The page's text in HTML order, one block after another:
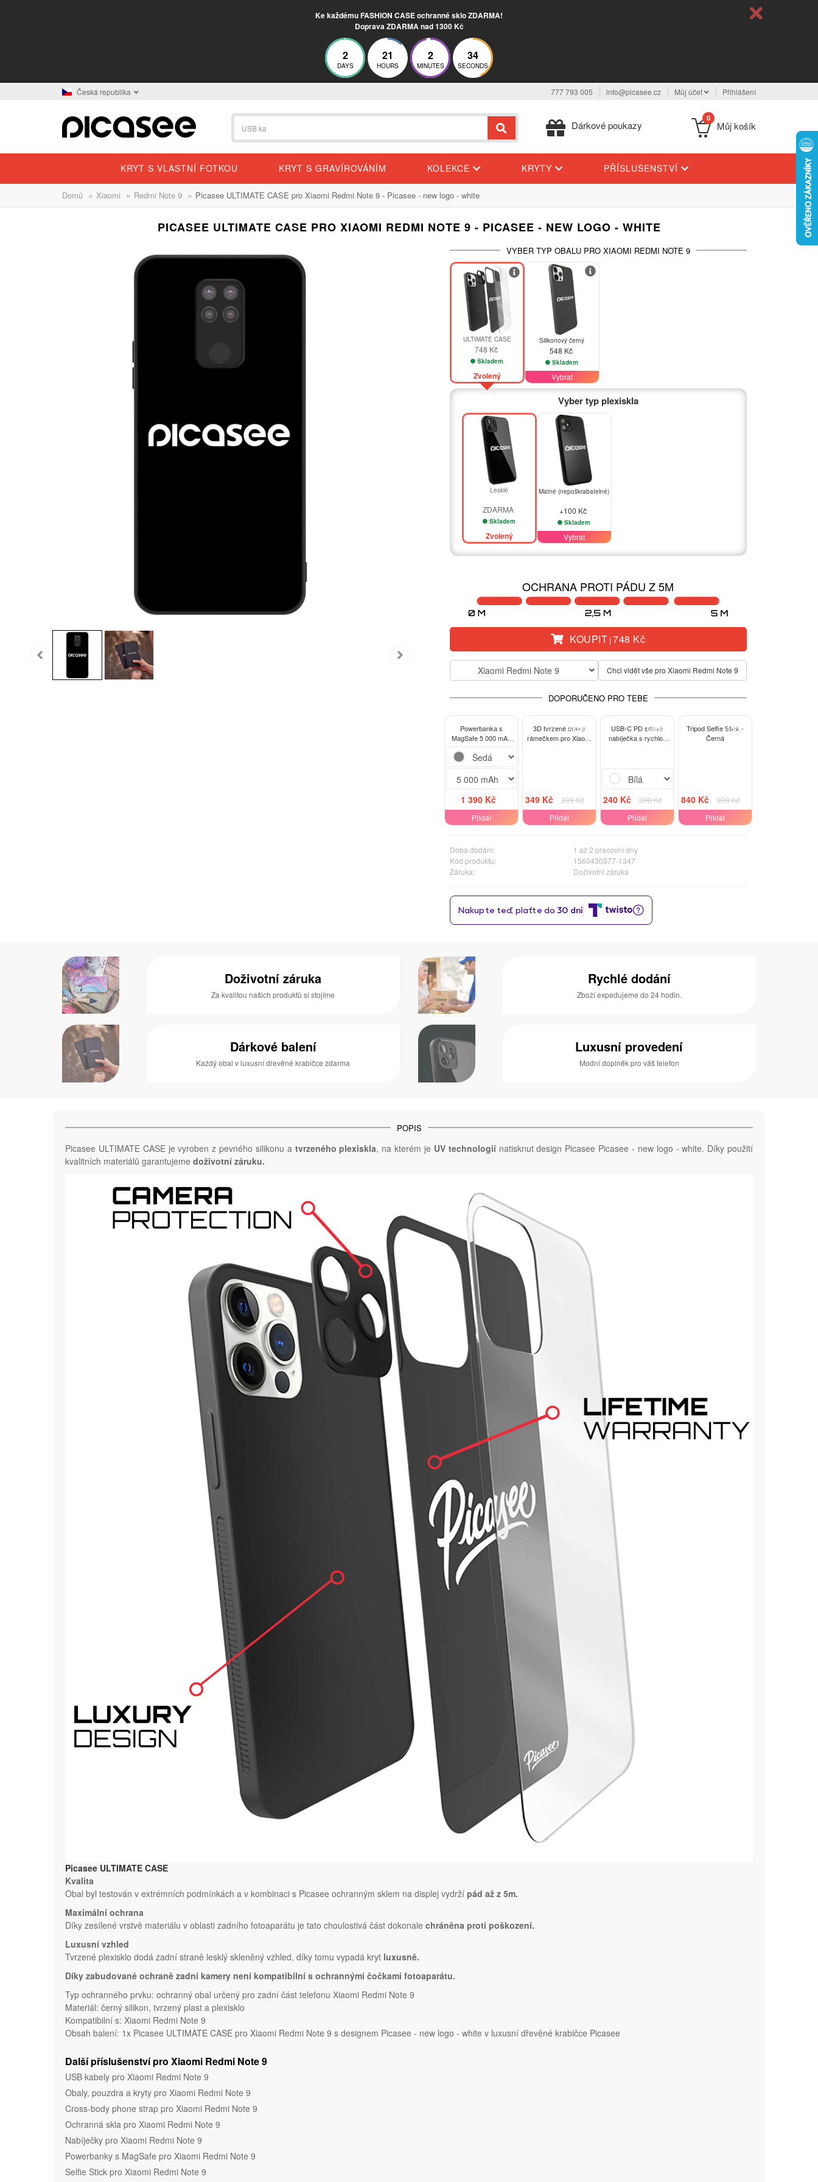
Ke každému FASHION CASE ochranné sklo ZDARMA!
Doprava ZDARMA nad 1300 Kč
2
DAYS
21
HOURS
2
MINUTES
33
SECONDS
Česká republika 777 793 005 info@picasee.cz Můj účet Přihlášení
Dárkové poukazy
0
Můj košík
KRYT S VLASTNÍ FOTKOU KRYT S GRAVÍROVÁNÍM KOLEKCE KRYTY PŘÍSLUŠENSTVÍ
Domů » Xiaomi » Redmi Note 9 » Picasee ULTIMATE CASE pro Xiaomi Redmi Note 9 - Picasee - new logo - white
PICASEE ULTIMATE CASE PRO XIAOMI REDMI NOTE 9 - PICASEE - NEW LOGO - WHITE
VYBER TYP OBALU PRO XIAOMI REDMI NOTE 9
ULTIMATE CASE
748 Kč
Skladem
Zvolený
Silikonový černý
548 Kč
Skladem
Vybrat
Vyber typ plexiskla
Lesklé
ZDARMA
Skladem
Zvolený
Matné (nepoškrabatelné)
+100 Kč
Skladem
Vybrat
OCHRANA PROTI PÁDU Z 5M
KOUPIT |748 Kč
Xiaomi Redmi Note 9 Chci vidět vše pro Xiaomi Redmi Note 9
DOPORUČENO PRO TEBE
Powerbanka s
MagSafe 5 000 mAh
logo - white
1 390 Kč
Přidat
-13%
3D tvrzené sklo s
rámečkem pro Xiaomi
349 Kč
399 Kč
Přidat
-38%
USB-C PD síťová
nabíječka s rychlo-
240 Kč
390 Kč
Přidat
-15%
Tripod Selfie Stick -
Černá
840 Kč
990 Kč
Přidat
Doba dodání:
1 až 2 pracovní dny
Kód produktu:
1560430377-1347
Záruka:
Doživotní záruka
Doživotní záruka
Za kvalitou našich produktů si stojíme
Rychlé dodání
Zboží expedujeme do 24 hodin.
Dárkové balení
Každý obal v luxusní dřevěné krabičce zdarma
Luxusní provedení
Modní doplněk pro váš telefon
POPIS
Picasee ULTIMATE CASE je vyroben z pevného silikonu a tvrzeného plexiskla, na kterém je UV technologiínatisknut design Picasee Picasee - new logo - white. Díky použití
kvalitních materiálů garantujeme doživotní záruku.
Picasee ULTIMATE CASE
Kvalita
Obal byl testován v extrémních podmínkách a v kombinaci s Picasee ochranným sklem na displej vydrží pád až z 5m.
Maximální ochrana
Díky zesílené vrstvě materiálu v oblasti zadního fotoaparátu je tato choulostivá část dokonale chráněna proti poškození.
Luxusní vzhled
Tvrzené plexisklo dodá zadní straně lesklý skleněný vzhled, díky tomu vypadá kryt luxusně.
Díky zabudované ochraně zadní kamery není kompatibilní s ochrannými čočkami fotoaparátu.
Typ ochranného prvku: ochranný obal určený pro zadní část telefonu Xiaomi Redmi Note 9
Materiál: černý silikon, tvrzený plast a plexisklo
Kompatibilní s: Xiaomi Redmi Note 9
Obsah balení: 1x Picasee ULTIMATE CASE pro Xiaomi Redmi Note 9 s designem Picasee - new logo - white v luxusní dřevěné krabičce Picasee
Další příslušenství pro Xiaomi Redmi Note 9
USB kabely pro Xiaomi Redmi Note 9
Obaly, pouzdra a kryty pro Xiaomi Redmi Note 9
Cross-body phone strap pro Xiaomi Redmi Note 9
Ochranná skla pro Xiaomi Redmi Note 9
Nabíječky pro Xiaomi Redmi Note 9
Powerbanky s MagSafe pro Xiaomi Redmi Note 9
Selfie Stick pro Xiaomi Redmi Note 9